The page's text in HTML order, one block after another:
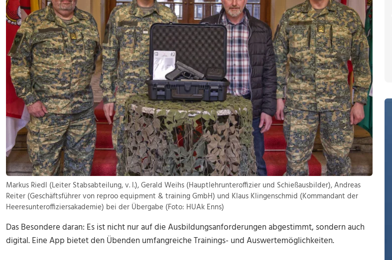
Markus Riedl (Leiter Stabsabteilung, v. l.), Gerald Weihs (Hauptlehrunteroffizier und Schießausbilder), Andreas
Reiter (Geschäftsführer von reproo equipment & training GmbH) und Klaus Klingenschmid (Kommandant der
Heeresunteroffiziersakademie) bei der Übergabe (Foto: HUAk Enns)
Das Besondere daran: Es ist nicht nur auf die Ausbildungsanforderungen abgestimmt, sondern auch
digital. Eine App bietet den Übenden umfangreiche Trainings- und Auswertemöglichkeiten.